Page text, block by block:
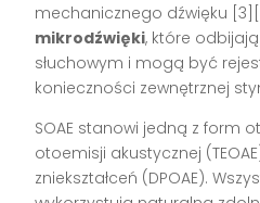
mechanicznego dźwięku
mikrodźwięki, które
słuchowym i mogą być
konieczności zewnętrznej
SOAE stanowi jedną z form
otoemisji akustycznej
zniekształceń (DPOAE).